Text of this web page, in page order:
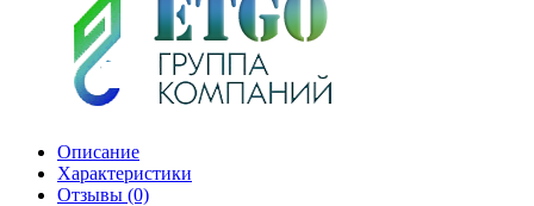
Описание
Характеристики
Отзывы (0)